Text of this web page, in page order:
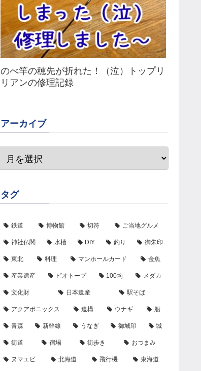
のべ竿の穂先が折れた！（泣）トップリ
リアンの修理記録
アーカイブ
タグ
鉄道 博物館 切符 ご当地グルメ
神社仏閣 水槽 DIY 釣り 御朱印
東北 料理 マンホールカード 金魚
産業遺産 ビオトープ 100均 メダカ
文化財 日本遺産 駅そば
アクアポニックス 遺構 ウナギ 船
青森 新幹線 うなぎ 御城印 城
街道 宿場 街歩き おつまみ
ヌマエビ 北海道 飛行機 東海道